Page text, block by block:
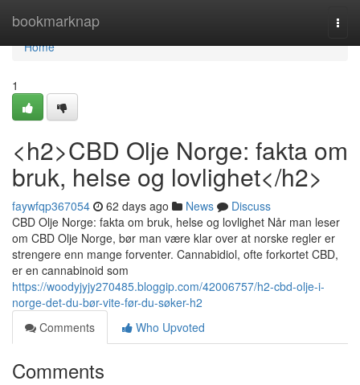
bookmarknap
Home
Home
1
<h2>CBD Olje Norge: fakta om
bruk, helse og lovlighet</h2>
faywfqp367054 62 days ago News
Discuss
CBD Olje Norge: fakta om bruk, helse og lovlighet Når man leser
om CBD Olje Norge, bør man være klar over at norske regler er
strengere enn mange forventer. Cannabidiol, ofte forkortet CBD,
er en cannabinoid som
https://woodyjyjy270485.bloggip.com/42006757/h2-cbd-olje-i-
norge-det-du-bør-vite-før-du-søker-h2
Comments
Who Upvoted
Comments